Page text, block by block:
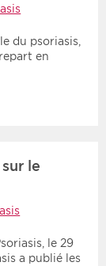
du psoriasis,
en
le
le 29
a publié les